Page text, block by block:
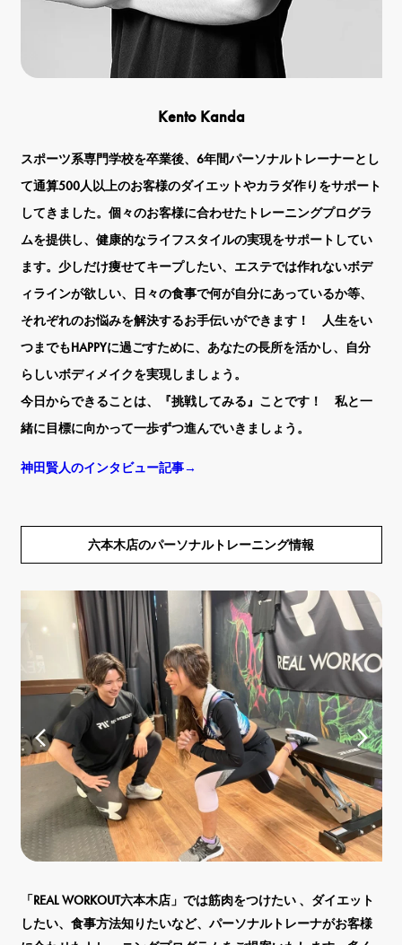
Kento Kanda
スポーツ系専門学校を卒業後、6年間パーソナルトレーナーとし
て通算500人以上のお客様のダイエットやカラダ作りをサポート
してきました。個々のお客様に合わせたトレーニングプログラ
ムを提供し、健康的なライフスタイルの実現をサポートしてい
ます。少しだけ痩せてキープしたい、エステでは作れないボデ
ィラインが欲しい、日々の食事で何が自分にあっているか等、
それぞれのお悩みを解決するお手伝いができます！ 人生をい
つまでもHAPPYに過ごすために、あなたの長所を活かし、自分
らしいボディメイクを実現しましょう。
今日からできることは、『挑戦してみる』ことです！ 私と一
緒に目標に向かって一歩ずつ進んでいきましょう。
神田賢人のインタビュー記事→
六本木店のパーソナルトレーニング情報
「REAL WORKOUT六本木店」では筋肉をつけたい 、ダイエット
したい、食事方法知りたいなど、パーソナルトレーナがお客様